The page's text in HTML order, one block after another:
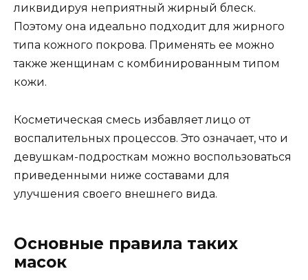
ликвидируя неприятный жирный блеск.
Поэтому она идеально подходит для жирного
типа кожного покрова. Применять ее можно
также женщинам с комбинированным типом
кожи.
Косметическая смесь избавляет лицо от
воспалительных процессов. Это означает, что и
девушкам-подросткам можно воспользоваться
приведенными ниже составами для
улучшения своего внешнего вида.
Основные правила таких
масок